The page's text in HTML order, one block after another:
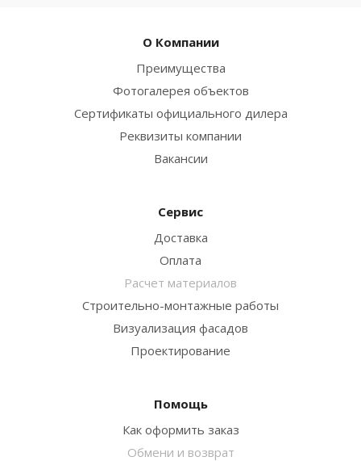
О Компании
Преимущества
Фотогалерея объектов
Сертификаты официального дилера
Реквизиты компании
Вакансии
Сервис
Доставка
Оплата
Расчет материалов
Строительно-монтажные работы
Визуализация фасадов
Проектирование
Помощь
Как оформить заказ
Обмени и возврат